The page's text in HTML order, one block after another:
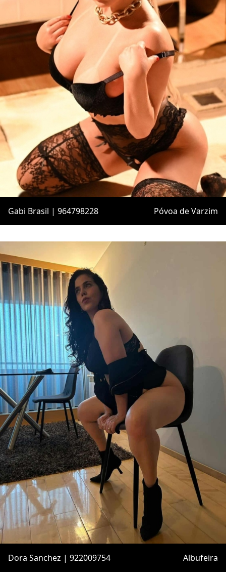
Gabi Brasil | 964798228 Póvoa de Varzim
Dora Sanchez | 922009754 Albufeira